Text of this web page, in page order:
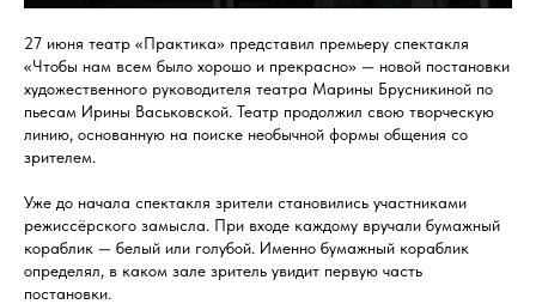
27 июня театр «Практика» представил премьеру спектакля
«Чтобы нам всем было хорошо и прекрасно» — новой постановки
художественного руководителя театра Марины Брусникиной по
пьесам Ирины Васьковской. Театр продолжил свою творческую
линию, основанную на поиске необычной формы общения со
зрителем.
Уже до начала спектакля зрители становились участниками
режиссёрского замысла. При входе каждому вручали бумажный
кораблик — белый или голубой. Именно бумажный кораблик
определял, в каком зале зритель увидит первую часть
постановки.